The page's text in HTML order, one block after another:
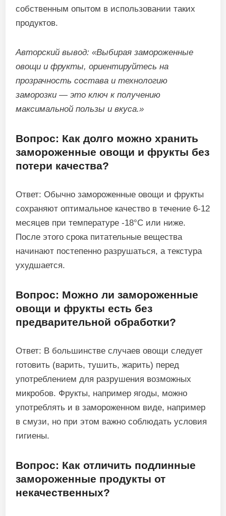
собственным опытом в использовании таких
продуктов.
Авторский вывод: «Выбирая замороженные
овощи и фрукты, ориентируйтесь на
прозрачность состава и технологию
заморозки — это ключ к получению
максимальной пользы и вкуса.»
Вопрос: Как долго можно хранить
замороженные овощи и фрукты без
потери качества?
Ответ: Обычно замороженные овощи и фрукты
сохраняют оптимальное качество в течение 6-12
месяцев при температуре -18°C или ниже.
После этого срока питательные вещества
начинают постепенно разрушаться, а текстура
ухудшается.
Вопрос: Можно ли замороженные
овощи и фрукты есть без
предварительной обработки?
Ответ: В большинстве случаев овощи следует
готовить (варить, тушить, жарить) перед
употреблением для разрушения возможных
микробов. Фрукты, например ягоды, можно
употреблять и в замороженном виде, например
в смузи, но при этом важно соблюдать условия
гигиены.
Вопрос: Как отличить подлинные
замороженные продукты от
некачественных?